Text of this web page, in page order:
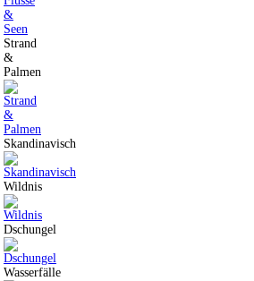
Strand
&
Palmen
Skandinavisch
Wildnis
Dschungel
Wasserfälle